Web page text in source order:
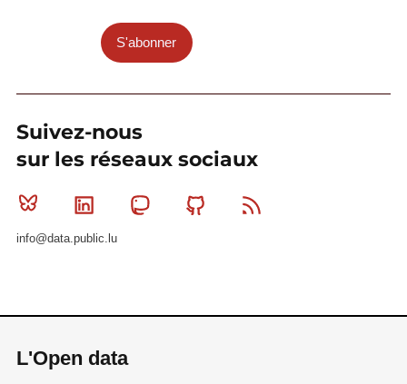
S'abonner
Suivez-nous
sur les réseaux sociaux
Bluesky Linkedin MastodonGithub
info@data.public.lu
L'Open data